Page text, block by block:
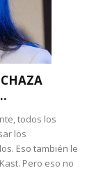
todos los
los
Eso también le
Pero eso no